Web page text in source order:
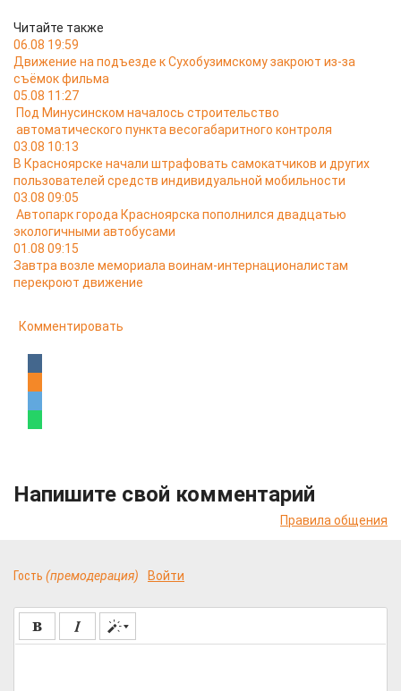
Читайте также
06.08 19:59
Движение на подъезде к Сухобузимскому закроют из-за
съёмок фильма
05.08 11:27
Под Минусинском началось строительство
автоматического пункта весогабаритного контроля
03.08 10:13
В Красноярске начали штрафовать самокатчиков и других
пользователей средств индивидуальной мобильности
03.08 09:05
Автопарк города Красноярска пополнился двадцатью
экологичными автобусами
01.08 09:15
Завтра возле мемориала воинам-интернационалистам
перекроют движение
Комментировать
Напишите свой комментарий
Правила общения
Гость (премодерация) Войти